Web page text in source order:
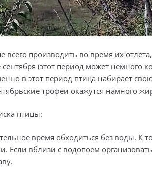
всего производить во время их
сентября (этот период может немного
в этот период птица набирает
трофеи окажутся намного
птицы:
время обходиться без воды. К
Если вблизи с водопоем